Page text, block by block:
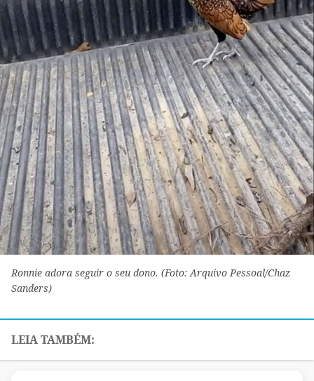
Ronnie adora seguir o seu dono. (Foto: Arquivo Pessoal/Chaz
Sanders)